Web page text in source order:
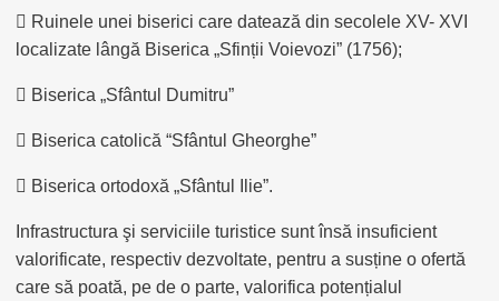
 Ruinele unei biserici care datează din secolele XV- XVI
localizate lângă Biserica „Sfinții Voievozi” (1756);
 Biserica „Sfântul Dumitru”
 Biserica catolică “Sfântul Gheorghe”
 Biserica ortodoxă „Sfântul Ilie”.
Infrastructura şi serviciile turistice sunt însă insuficient
valorificate, respectiv dezvoltate, pentru a susține o ofertă
care să poată, pe de o parte, valorifica potențialul